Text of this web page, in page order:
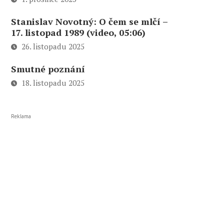
Stanislav Novotný: O čem se mlčí –
17. listopad 1989 (video, 05:06)
26. listopadu 2025
Smutné poznání
18. listopadu 2025
Reklama